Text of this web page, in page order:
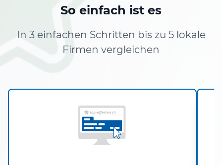
So einfach ist es
In 3 einfachen Schritten bis zu 5 lokale
Firmen vergleichen